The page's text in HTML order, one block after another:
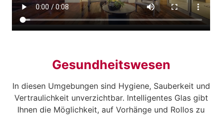
Gesundheitswesen
In diesen Umgebungen sind Hygiene, Sauberkeit und
Vertraulichkeit unverzichtbar. Intelligentes Glas gibt
Ihnen die Möglichkeit, auf Vorhänge und Rollos zu